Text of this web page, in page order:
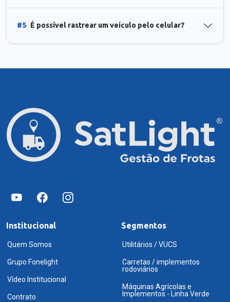
#5 É possível rastrear um veículo pelo celular?
Institucional
Quem Somos
Grupo Fonelight
Vídeo Institucional
Contrato
Segmentos
Utilitários / VUCS
Carretas / implementos
rodoviários
Máquinas Agrícolas e
Implementos - Linha Verde